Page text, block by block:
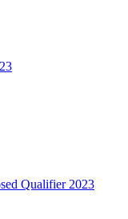
Qualifier 2023